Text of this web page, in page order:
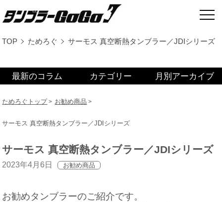
TOP ためろぐ サーモス 真空断熱タンブラー／JDIシリーズ
ためろぐトップ お勧め商品
サーモス 真空断熱タンブラー／JDIシリーズ
サーモス 真空断熱タンブラー／JDIシリーズ
2023年4月6日 お勧め商品
お勧めタンブラーのご紹介です。
最新のコラム カテゴリー 月別アーカイブ